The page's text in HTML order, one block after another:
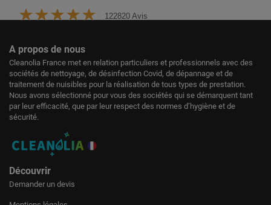
122820 Avis
A propos de nous
Cleanolia France met en relation particuliers et professionnels avec des
sociétés de nettoyage, de désinfection Covid, de dépannage et de
traitement de nuisibles pour la réalisation de tous types de prestation.
Nous avons sélectionné pour vous des sociétés qui se démarquent tant
par leur efficacité, que par leur respect des normes d’hygiène et de
sécurité.
Découvrir
Demander un devis